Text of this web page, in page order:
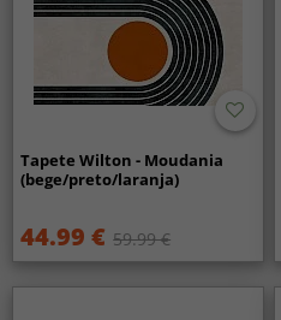
Tapete Wilton - Moudania
(bege/preto/laranja)
44.99 € 59.99 €